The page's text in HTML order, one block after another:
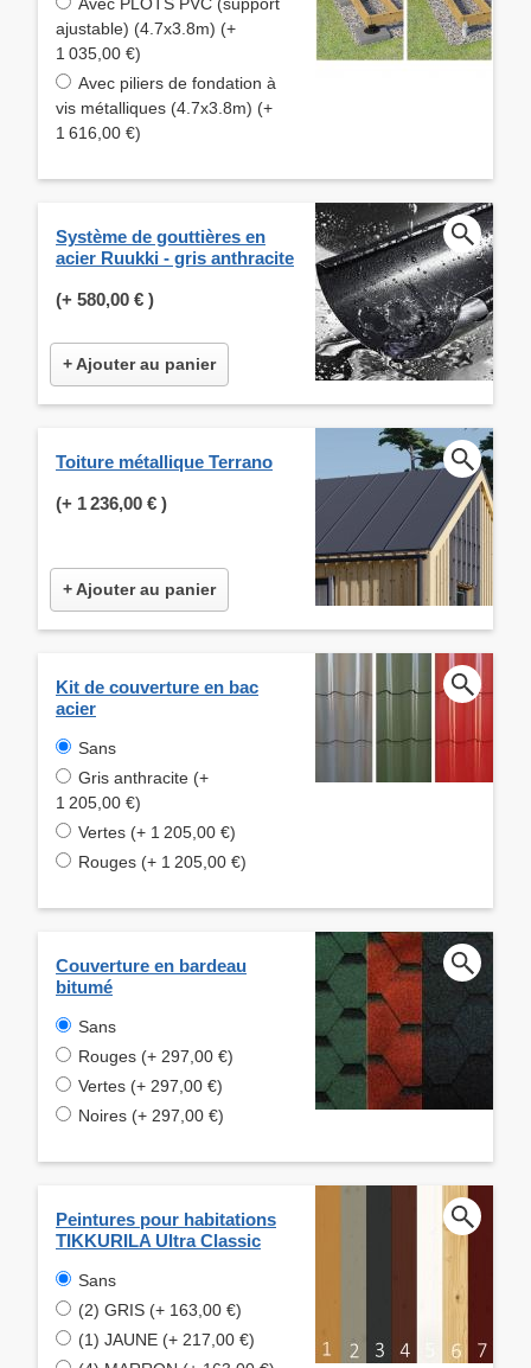
ajustable) (4.7x3.8m) (+
1 035,00 €)
Avec piliers de fondation à
vis métalliques (4.7x3.8m) (+
1 616,00 €)
Système de gouttières en
acier Ruukki - gris anthracite
(+ 580,00 € )
+ Ajouter au panier
Toiture métallique Terrano
(+ 1 236,00 € )
+ Ajouter au panier
Kit de couverture en bac
acier
Sans
Gris anthracite (+
1 205,00 €)
Vertes (+ 1 205,00 €)
Rouges (+ 1 205,00 €)
Couverture en bardeau
bitumé
Sans
Rouges (+ 297,00 €)
Vertes (+ 297,00 €)
Noires (+ 297,00 €)
Peintures pour habitations
TIKKURILA Ultra Classic
Sans
(2) GRIS (+ 163,00 €)
(1) JAUNE (+ 217,00 €)